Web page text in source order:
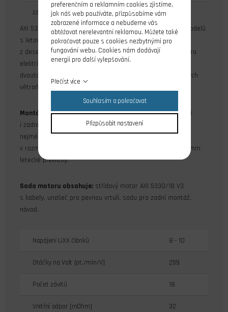
zz - počet závitů
AXI 5330/18 V3 je velký střídavý motor učený pro pohon modelů
s letovou hmotností do 16 000 g s napájením
z desetičlánkového akumulátoru Li-poly. Výborně se hodí pro
elektrifikaci rychlejších modelů konstruovaných pro pohon
dvoutakty 15-20 ccm (resp. čtyřtakty 20-30ccm) nebo velkých
větroňů.
Montáž motoru:AXI 5330/18 V3 je konstruován pro přední
i zadní montáž. Při přední montáži za čelo motoru použijte
nejméně čtyři šrouby M4, které zasahují do čela motoru
v rozmezí 5-6 mm. Motorová přepážka by měla být z 8-10 mm
letecké překližky.
Sada motoru obsahuje:střídavý motor AXI 5330/18 V3
s kabely, unašeč pro pevnou vrtuli, sadu pro zadní montáž,
návod.
Napájení LiXX článků 8 - 10
Otáčky na Volt [ot./min/V] 259
Počet závitů 18
Vnitřní odpor [mOhm] 32
preferenčním a reklamním cookies zjistíme,
jak náš web používáte, přizpůsobíme vám
zobrazené informace a nebudeme vás
obtěžovat nerelevantní reklamou. Můžete také
pokračovat pouze s cookies nezbytnými pro
fungování webu. Cookies nám dodávají
energii pro další vylepšování.
Přečíst více
Souhlasím a pokračovat
Přizpůsobit nastavení